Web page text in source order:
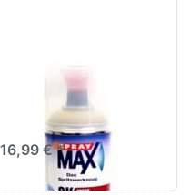
SprayMax 2K Epoxy-
Grundierfüller beige
Spray 400ml 680032
16,99 € *